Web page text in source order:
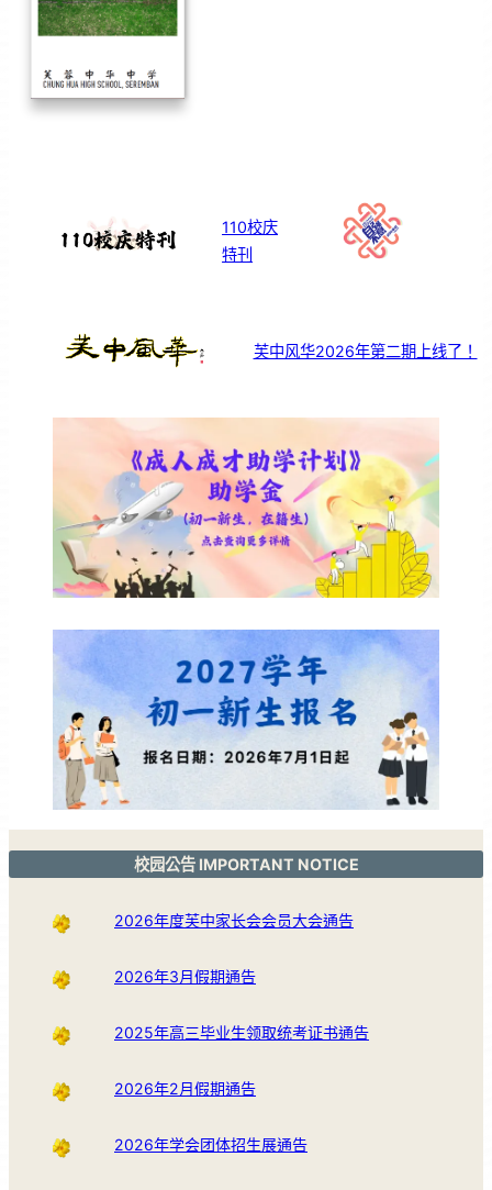
110校庆
特刊
芙中风华2026年第二期上线了！
校园公告 IMPORTANT NOTICE
2026年度芙中家长会会员大会通告
2026年3月假期通告
2025年高三毕业生领取统考证书通告
2026年2月假期通告
2026年学会团体招生展通告